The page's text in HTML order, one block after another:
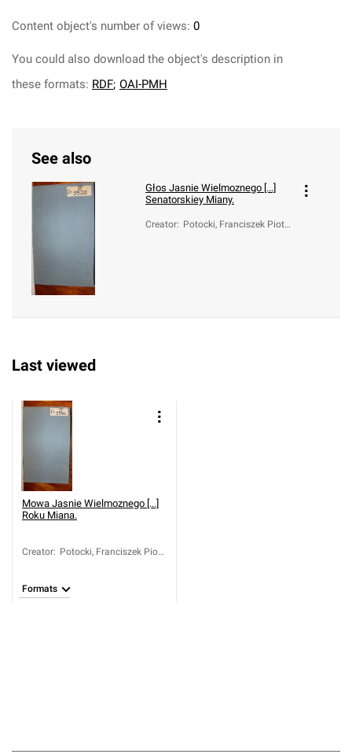
Content object's number of views: 0
You could also download the object's description in
these formats: RDF; OAI-PMH
See also
Głos Jasnie Wielmoznego [...]
Senatorskiey Miany.
Creator: Potocki, Franciszek Piotr
Last viewed
Mowa Jasnie Wielmoznego [...]
Roku Miana.
Creator: Potocki, Franciszek Piotr
Formats